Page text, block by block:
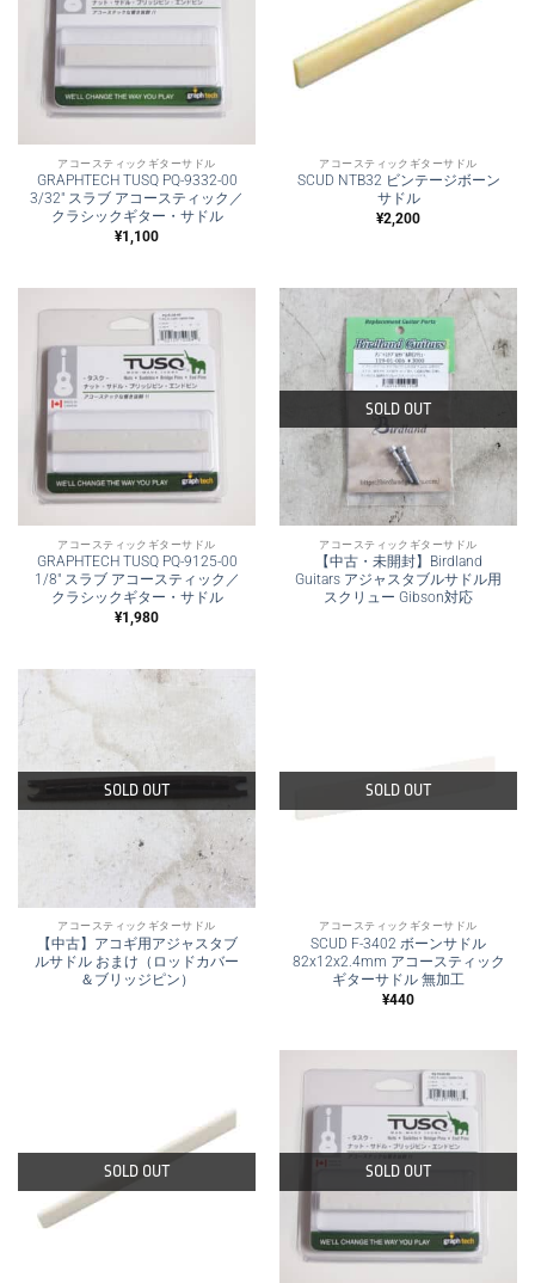
アコースティックギターサドル
GRAPHTECH TUSQ PQ-9332-00
3/32″ スラブ アコースティック／
クラシックギター・サドル
¥1,100
アコースティックギターサドル
SCUD NTB32 ビンテージボーン
サドル
¥2,200
アコースティックギターサドル
GRAPHTECH TUSQ PQ-9125-00
1/8″ スラブ アコースティック／
クラシックギター・サドル
¥1,980
SOLD OUT
アコースティックギターサドル
【中古・未開封】Birdland
Guitars アジャスタブルサドル用
スクリュー Gibson対応
SOLD OUT
アコースティックギターサドル
【中古】アコギ用アジャスタブ
ルサドル おまけ（ロッドカバー
＆ブリッジピン）
SOLD OUT
アコースティックギターサドル
SCUD F-3402 ボーンサドル
82x12x2.4mm アコースティック
ギターサドル 無加工
¥440
SOLD OUT SOLD OUT